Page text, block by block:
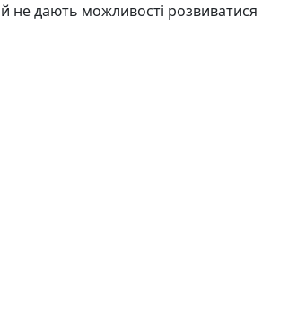
не дають можливості розвиватися